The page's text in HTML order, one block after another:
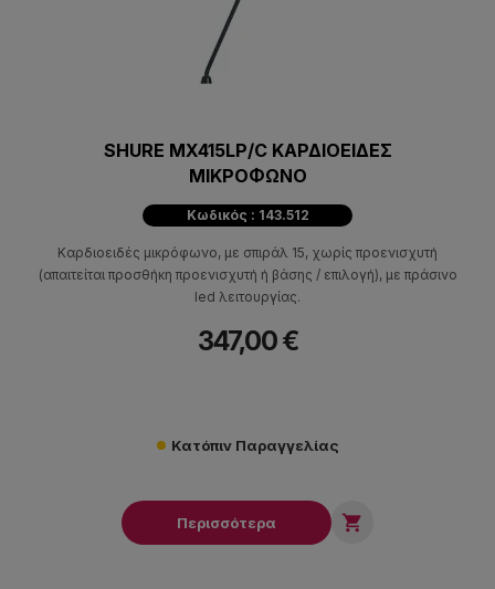
SHURE MX415LP/C ΚΑΡΔΙΟΕΙΔΕΣ
ΜΙΚΡΟΦΩΝΟ
Κωδικός : 143.512
Καρδιοειδές μικρόφωνο, με σπιράλ 15, χωρίς προενισχυτή
(απαιτείται προσθήκη προενισχυτή ή βάσης / επιλογή), με πράσινο
led λειτουργίας.
347,00 €
Κατόπιν Παραγγελίας
Περισσότερα 